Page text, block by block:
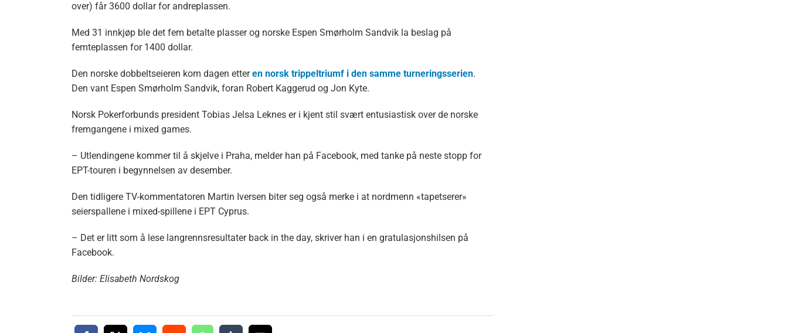
over) får 3600 dollar for andreplassen.
Med 31 innkjøp ble det fem betalte plasser og norske Espen Smørholm Sandvik la beslag på
femteplassen for 1400 dollar.
Den norske dobbeltseieren kom dagen etteren norsk trippeltriumf i den samme turneringsserien.
Den vant Espen Smørholm Sandvik, foran Robert Kaggerud og Jon Kyte.
Norsk Pokerforbunds president Tobias Jelsa Leknes er i kjent stil svært entusiastisk over de norske
fremgangene i mixed games.
– Utlendingene kommer til å skjelve i Praha, melder han på Facebook, med tanke på neste stopp for
EPT-touren i begynnelsen av desember.
Den tidligere TV-kommentatoren Martin Iversen biter seg også merke i at nordmenn «tapetserer»
seierspallene i mixed-spillene i EPT Cyprus.
– Det er litt som å lese langrennsresultater back in the day, skriver han i en gratulasjonshilsen på
Facebook.
Bilder: Elisabeth Nordskog